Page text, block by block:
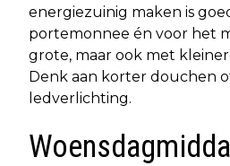
energiezuinig maken is
portemonnee én voor het
grote, maar ook met
Denk aan korter douchen
ledverlichting.